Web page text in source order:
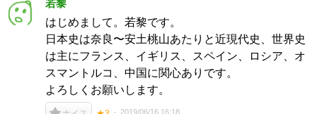
若黎
はじめまして。若黎です。
日本史は奈良〜安土桃山あたりと近現代史、世界史
は主にフランス、イギリス、スペイン、ロシア、オ
スマントルコ、中国に関心ありです。
よろしくお願いします。
2019/06/16 16:18